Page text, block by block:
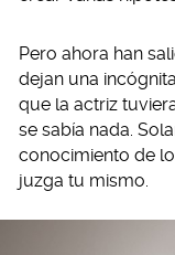
Pero ahora han
dejan una
que la actriz
se sabía nada.
conocimiento de
juzga tu mismo.